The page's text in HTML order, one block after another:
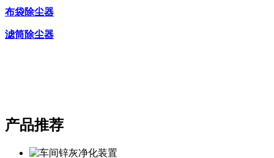
布袋除尘器
滤筒除尘器
产品推荐